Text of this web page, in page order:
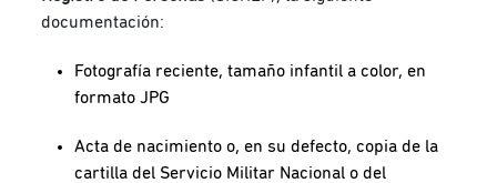
documentación:
Fotografía reciente, tamaño infantil a color, en
formato JPG
Acta de nacimiento o, en su defecto, copia de la
cartilla del Servicio Militar Nacional o del